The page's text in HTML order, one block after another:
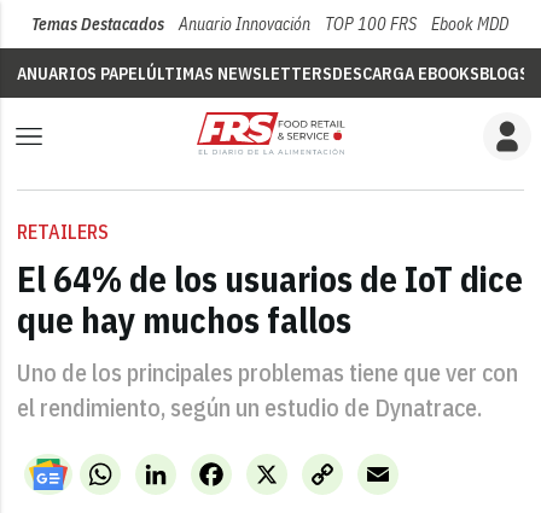
Temas Destacados Anuario Innovación TOP 100 FRS Ebook MDD
ANUARIOS PAPELÚLTIMAS NEWSLETTERSDESCARGA EBOOKSBLOGS
RETAILERS
El 64% de los usuarios de IoT dice
que hay muchos fallos
Uno de los principales problemas tiene que ver con
el rendimiento, según un estudio de Dynatrace.
WhatsAppLinkedIn X
Facebook
Copy
Link
Email